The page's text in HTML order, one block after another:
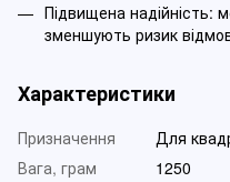
Підвищена надійність:
зменшують ризик
Характеристики
Призначення
Для
Вага, грам
1250